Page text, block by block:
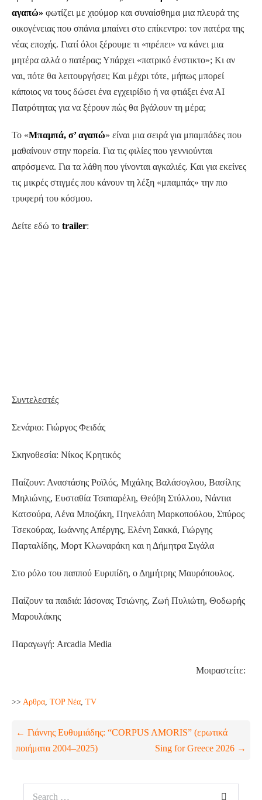
αγαπώ» φωτίζει με χιούμορ και συναίσθημα μια πλευρά της
οικογένειας που σπάνια μπαίνει στο επίκεντρο: τον πατέρα της
νέας εποχής. Γιατί όλοι ξέρουμε τι «πρέπει» να κάνει μια
μητέρα αλλά o πατέρας; Υπάρχει «πατρικό ένστικτο»; Κι αν
ναι, πότε θα λειτουργήσει; Και μέχρι τότε, μήπως μπορεί
κάποιος να τους δώσει ένα εγχειρίδιο ή να φτιάξει ένα ΑΙ
Πατρότητας για να ξέρουν πώς θα βγάλουν τη μέρα;
Το «Μπαμπά, σ’ αγαπώ» είναι μια σειρά για μπαμπάδες που
μαθαίνουν στην πορεία. Για τις φιλίες που γεννιούνται
απρόσμενα. Για τα λάθη που γίνονται αγκαλιές. Και για εκείνες
τις μικρές στιγμές που κάνουν τη λέξη «μπαμπάς» την πιο
τρυφερή του κόσμου.
Δείτε εδώ το trailer:
Συντελεστές
Σενάριο: Γιώργος Φειδάς
Σκηνοθεσία: Νίκος Κρητικός
Παίζουν: Αναστάσης Ροϊλός, Μιχάλης Βαλάσογλου, Βασίλης
Μηλιώνης, Ευσταθία Τσαπαρέλη, Θεόβη Στύλλου, Νάντια
Κατσούρα, Λένα Μποζάκη, Πηνελόπη Μαρκοπούλου, Σπύρος
Τσεκούρας, Ιωάννης Απέργης, Ελένη Σακκά, Γιώργης
Παρταλίδης, Μορτ Κλωναράκη και η Δήμητρα Σιγάλα
Στο ρόλο του παππού Ευριπίδη, ο Δημήτρης Μαυρόπουλος.
Παίζουν τα παιδιά: Ιάσονας Τσιώνης, Ζωή Πυλιώτη, Θοδωρής
Μαρουλάκης
Παραγωγή: Arcadia Media
Μοιραστείτε:
>> Aρθρα, TOP Nέα, TV
← Γιάννης Ευθυμιάδης: “CORPUS AMORIS” (ερωτικά
ποιήματα 2004–2025)
Sing for Greece 2026 →